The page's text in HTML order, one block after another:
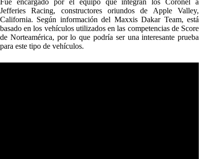
Fue encargado por el equipo que integran los Coronel a
Jefferies Racing, constructores oriundos de Apple Valley,
California. Según información del Maxxis Dakar Team, está
basado en los vehículos utilizados en las competencias de Score
de Norteamérica, por lo que podría ser una interesante prueba
para este tipo de vehículos.